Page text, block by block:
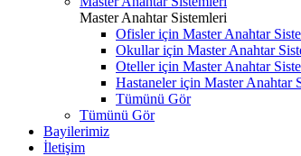
Master Anahtar Sistemleri
Ofisler için Master Anahtar
Okullar için Master Anahtar
Oteller için Master Anahtar
Hastaneler için Master Anahtar
Tümünü Gör
Tümünü Gör
Bayilerimiz
İletişim